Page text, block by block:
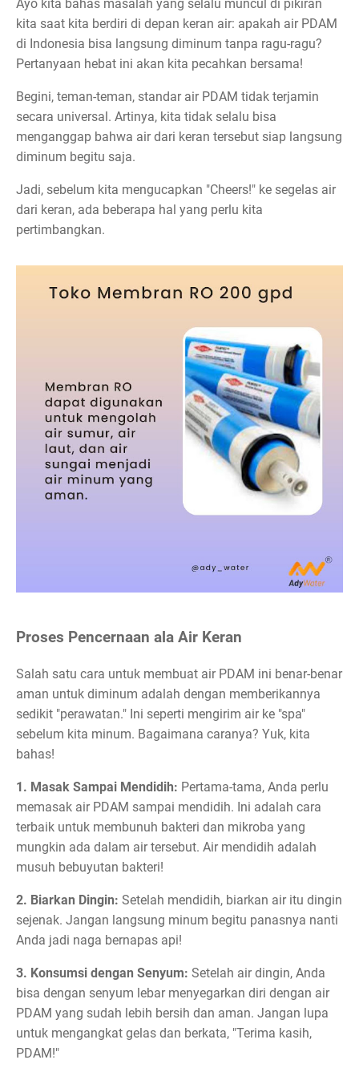
Ayo kita bahas masalah yang selalu muncul di pikiran
kita saat kita berdiri di depan keran air: apakah air PDAM
di Indonesia bisa langsung diminum tanpa ragu-ragu?
Pertanyaan hebat ini akan kita pecahkan bersama!
Begini, teman-teman, standar air PDAM tidak terjamin
secara universal. Artinya, kita tidak selalu bisa
menganggap bahwa air dari keran tersebut siap langsung
diminum begitu saja.
Jadi, sebelum kita mengucapkan "Cheers!" ke segelas air
dari keran, ada beberapa hal yang perlu kita
pertimbangkan.
Proses Pencernaan ala Air Keran
Salah satu cara untuk membuat air PDAM ini benar-benar
aman untuk diminum adalah dengan memberikannya
sedikit "perawatan." Ini seperti mengirim air ke "spa"
sebelum kita minum. Bagaimana caranya? Yuk, kita
bahas!
1. Masak Sampai Mendidih: Pertama-tama, Anda perlu
memasak air PDAM sampai mendidih. Ini adalah cara
terbaik untuk membunuh bakteri dan mikroba yang
mungkin ada dalam air tersebut. Air mendidih adalah
musuh bebuyutan bakteri!
2. Biarkan Dingin: Setelah mendidih, biarkan air itu dingin
sejenak. Jangan langsung minum begitu panasnya nanti
Anda jadi naga bernapas api!
3. Konsumsi dengan Senyum: Setelah air dingin, Anda
bisa dengan senyum lebar menyegarkan diri dengan air
PDAM yang sudah lebih bersih dan aman. Jangan lupa
untuk mengangkat gelas dan berkata, "Terima kasih,
PDAM!"